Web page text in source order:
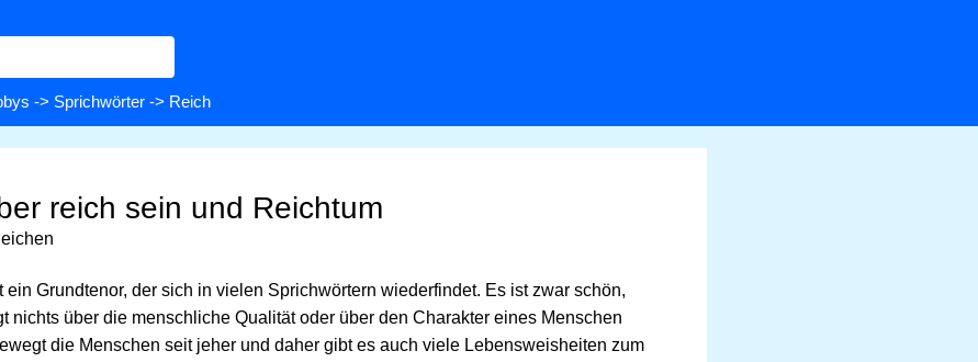
-> Sprichwörter -> Reich
reich sein und Reichtum
ein Grundtenor, der sich in vielen Sprichwörtern wiederfindet. Es ist zwar schön,
nichts über die menschliche Qualität oder über den Charakter eines Menschen
die Menschen seit jeher und daher gibt es auch viele Lebensweisheiten zum